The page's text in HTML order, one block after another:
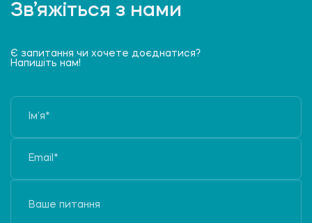
Зв’яжіться з нами
Є запитання чи хочете доєднатися?
Напишіть нам!